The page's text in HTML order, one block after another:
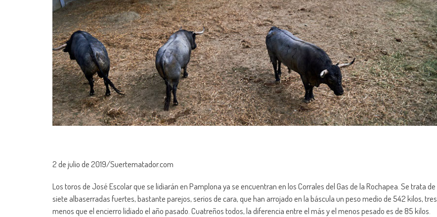
2 de julio de 2019/Suertematador.com
Los toros de José Escolar que se lidiarán en Pamplona ya se encuentran en los Corrales del Gas de la Rochapea. Se trata de
siete albaserradas fuertes, bastante parejos, serios de cara, que han arrojado en la báscula un peso medio de 542 kilos, tres
menos que el encierro lidiado el año pasado. Cuatreños todos, la diferencia entre el más y el menos pesado es de 85 kilos.